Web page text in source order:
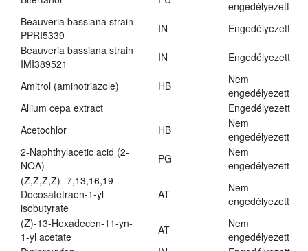
engedélyezett
Beauveria bassiana strain
PPRI5339
IN
Engedélyezett
Beauveria bassiana strain
IMI389521
IN Engedélyezett
Amitrol (aminotriazole) HB
Nem
engedélyezett
Allium cepa extract
Engedélyezett
Acetochlor
HB
Nem
engedélyezett
2-Naphthylacetic acid (2-
NOA)
PG
Nem
engedélyezett
(Z,Z,Z,Z)- 7,13,16,19-
Docosatetraen-1-yl
isobutyrate
AT
Nem
engedélyezett
(Z)-13-Hexadecen-11-yn-
1-yl acetate
AT
Nem
engedélyezett